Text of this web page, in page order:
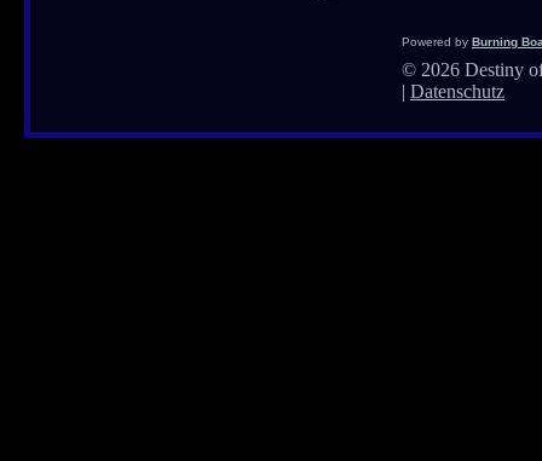
Powered by Burning
© 2026 Destiny
| Datenschutz